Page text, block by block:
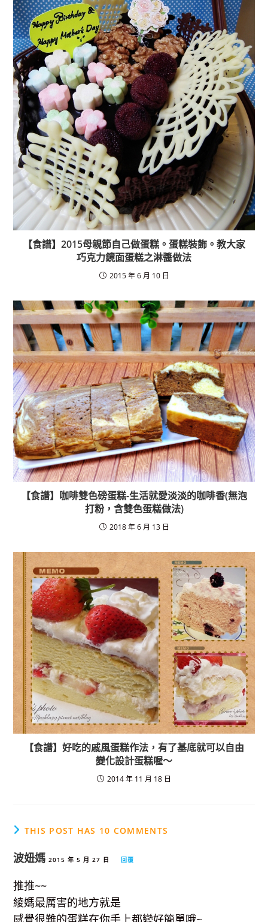
【食譜】2015母親節自己做蛋糕。蛋糕裝飾。教大家
巧克力鏡面蛋糕之淋醬做法
2015 年 6 月 10 日
【食譜】咖啡雙色磅蛋糕-生活就愛淡淡的咖啡香(無泡
打粉，含雙色蛋糕做法)
2018 年 6 月 13 日
【食譜】好吃的戚風蛋糕作法，有了基底就可以自由
變化設計蛋糕喔～
2014 年 11 月 18 日
THIS POST HAS 10 COMMENTS
波妞媽 2015 年 5 月 27 日 回覆
推推~~
綾媽最厲害的地方就是
感覺很難的蛋糕在你手上都變好簡單哦~